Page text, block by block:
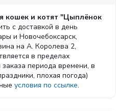
кошек и котят "Цыплёнок
с доставкой в день
и Новочебоксарск,
на А. Королева 2,
в пределах
периода времени, в
плохая погода)
условия по ссылке.